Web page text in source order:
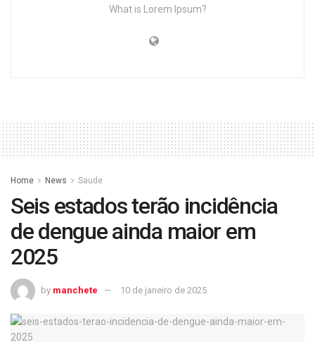
What is Lorem Ipsum?
Home News Saude
Seis estados terão incidência
de dengue ainda maior em
2025
by manchete 10 de janeiro de 2025